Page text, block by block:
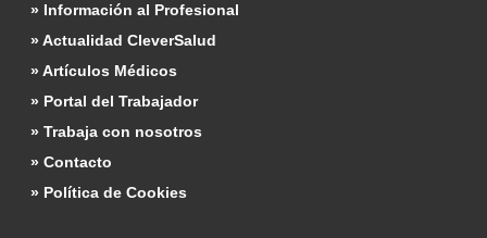
» Información al Profesional
» Actualidad CleverSalud
» Artículos Médicos
» Portal del Trabajador
» Trabaja con nosotros
» Contacto
» Política de Cookies